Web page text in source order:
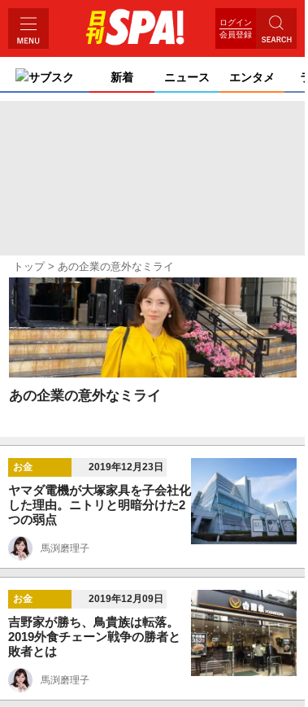
ログイン
会員登録
サブスク 新着 ニュース エンタメ
トップ あの企業の意外なミライ
あの企業の意外なミライ
お金 2019年12月23日
ヤマダ電機が大塚家具を子会社化
した理由。ニトリと明暗分けた2
つの弱点
馬渕磨理子
お金 2019年12月09日
吉野家が勝ち、鳥貴族は転落。
2019外食チェーン戦争の勝者と
敗者とは
馬渕磨理子